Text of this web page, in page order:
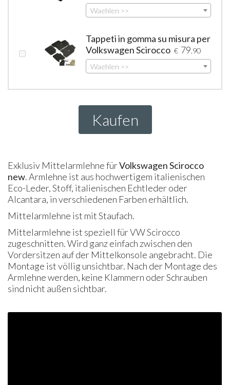
Waehlen >>
Tappeti in gomma su misura per
Volkswagen Scirocco € 79 ,90
Waehlen >>
Kaufen
Exklusiv Mittelarmlehne fürVolkswagen Scirocco
new. Armlehne ist aus hochwertigem italienischen
Eco-Leder, Stoff, italienischen Echtleder oder
Alcantara, in verschiedenen Farben erhältlich.
Mittelarmlehne ist mit Staufach.
Mittelarmlehne ist speziell für VW Scirocco
zugeschnitten. Wird ganz einfach zwischen den
Vordersitzen auf der Mittelkonsole angebracht. Die
Montage ist völlig unsichtbar. Nach der Montage des
Armlehne werden, keine Klammern oder Schrauben
sind nicht außen sichtbar.